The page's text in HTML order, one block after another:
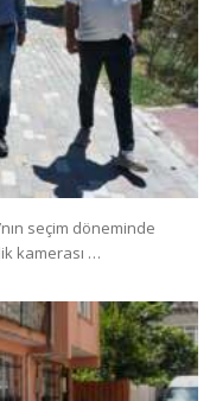
seçim döneminde
kamerası …